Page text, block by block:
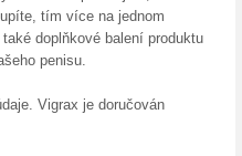
a bezpečně
je bezpečný
Byl